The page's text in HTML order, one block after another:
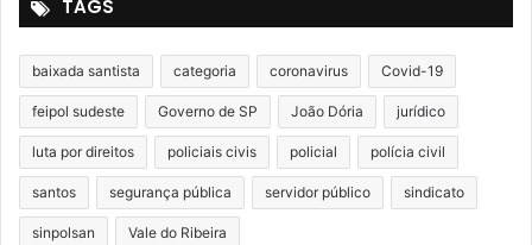
TAGS
baixada santista categoria coronavirus Covid-19
feipol sudeste Governo de SP João Dória jurídico
luta por direitos policiais civis policial polícia civil
santos segurança pública servidor público sindicato
sinpolsan Vale do Ribeira